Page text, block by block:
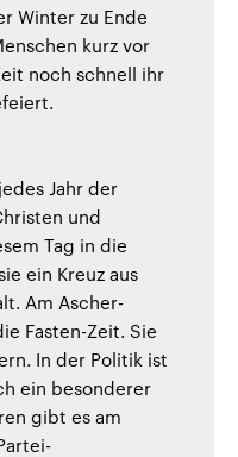
Winter zu Ende
kurz vor
noch schnell ihr
Jahr der
und
Tag in die
ein Kreuz aus
Am Ascher-
Fasten-Zeit. Sie
In der Politik ist
ein besonderer
gibt es am